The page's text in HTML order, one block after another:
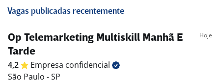
Vagas publicadas recentemente
Op Telemarketing Multiskill Manhã E
Tarde
Hoje
4,2 Empresa confidencial
São Paulo - SP